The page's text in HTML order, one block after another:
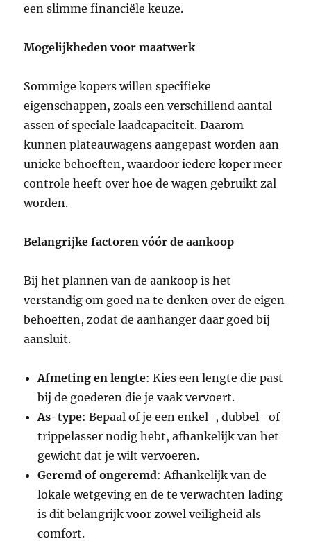
een slimme financiële keuze.
Mogelijkheden voor maatwerk
Sommige kopers willen specifieke
eigenschappen, zoals een verschillend aantal
assen of speciale laadcapaciteit. Daarom
kunnen plateauwagens aangepast worden aan
unieke behoeften, waardoor iedere koper meer
controle heeft over hoe de wagen gebruikt zal
worden.
Belangrijke factoren vóór de aankoop
Bij het plannen van de aankoop is het
verstandig om goed na te denken over de eigen
behoeften, zodat de aanhanger daar goed bij
aansluit.
Afmeting en lengte: Kies een lengte die past
bij de goederen die je vaak vervoert.
As-type: Bepaal of je een enkel-, dubbel- of
trippelasser nodig hebt, afhankelijk van het
gewicht dat je wilt vervoeren.
Geremd of ongeremd: Afhankelijk van de
lokale wetgeving en de te verwachten lading
is dit belangrijk voor zowel veiligheid als
comfort.